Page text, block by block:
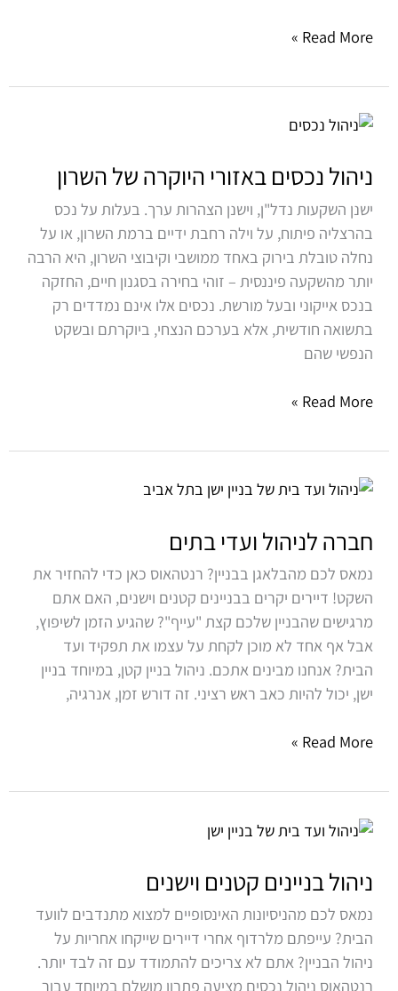
Read More »
ניהול נכסים באזורי היוקרה של השרון
ישנן השקעות נדל"ן, וישנן הצהרות ערך. בעלות על נכס
בהרצליה פיתוח, על וילה רחבת ידיים ברמת השרון, או על
נחלה טובלת בירוק באחד ממושבי וקיבוצי השרון, היא הרבה
יותר מהשקעה פיננסית – זוהי בחירה בסגנון חיים, החזקה
בנכס אייקוני ובעל מורשת. נכסים אלו אינם נמדדים רק
בתשואה חודשית, אלא בערכם הנצחי, ביוקרתם ובשקט
הנפשי שהם
ניהול
באזורי
של
השרון
Read More »
חברה לניהול ועדי בתים
נמאס לכם מהבלאגן בבניין? רנטהאוס כאן כדי להחזיר את
השקט! דיירים יקרים בבניינים קטנים וישנים, האם אתם
מרגישים שהבניין שלכם קצת "עייף"? שהגיע הזמן לשיפוץ,
אבל אף אחד לא מוכן לקחת על עצמו את תפקיד ועד
הבית? אנחנו מבינים אתכם. ניהול בניין קטן, במיוחד בניין
ישן, יכול להיות כאב ראש רציני. זה דורש זמן, אנרגיה,
חברה
ועדי
Read More »
ניהול בניינים קטנים וישנים
נמאס לכם מהניסיונות האינסופיים למצוא מתנדבים לוועד
הבית? עייפתם מלרדוף אחרי דיירים שייקחו אחריות על
ניהול הבניין? אתם לא צריכים להתמודד עם זה לבד יותר.
רנטהאוס ניהול נכסים מציעה פתרון מושלם במיוחד עבור
ניהול
קטנים